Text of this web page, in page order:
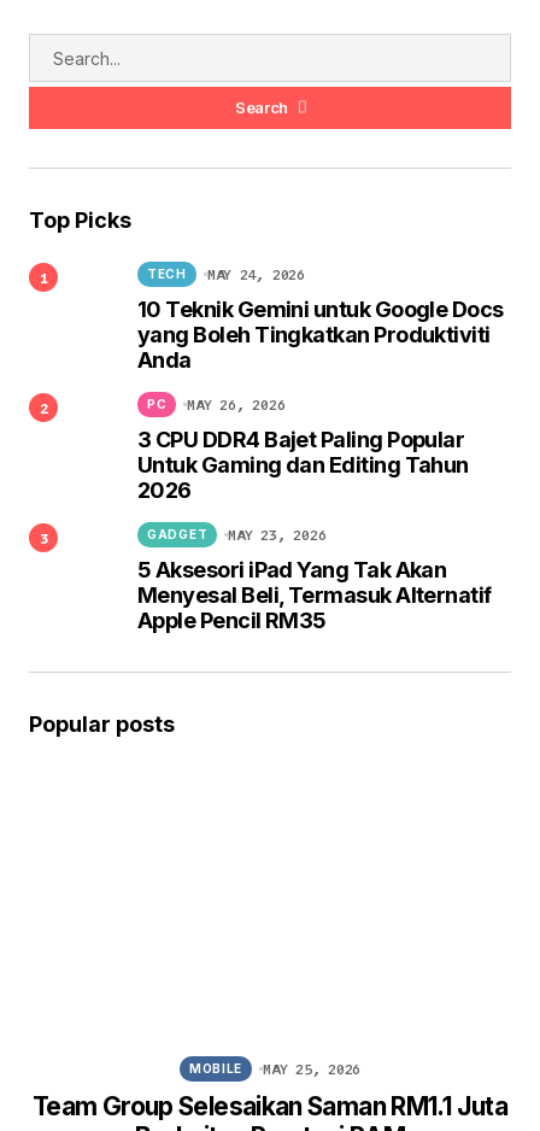
Search
Top Picks
10 Teknik Gemini untuk Google Docs
yang Boleh Tingkatkan Produktiviti
Anda
TECH MAY 24, 2026
3 CPU DDR4 Bajet Paling Popular
Untuk Gaming dan Editing Tahun
2026
PC MAY 26, 2026
5 Aksesori iPad Yang Tak Akan
Menyesal Beli, Termasuk Alternatif
Apple Pencil RM35
GADGET MAY 23, 2026
Popular posts
Team Group Selesaikan Saman RM1.1 Juta
MOBILE MAY 25, 2026